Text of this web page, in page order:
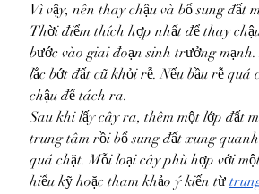
Vì vậy, nên thay chậu và bổ sung đất
Thời điểm thích hợp nhất để thay
bước vào giai đoạn sinh trưởng
lắc bớt đất cũ khỏi rễ. Nếu bầu rễ
chậu để tách ra.
Sau khi lấy cây ra, thêm một lớp đất
trung tâm rồi bổ sung đất xung
quá chặt. Mỗi loại cây phù hợp với
hiểu kỹ hoặc tham khảo ý kiến từ